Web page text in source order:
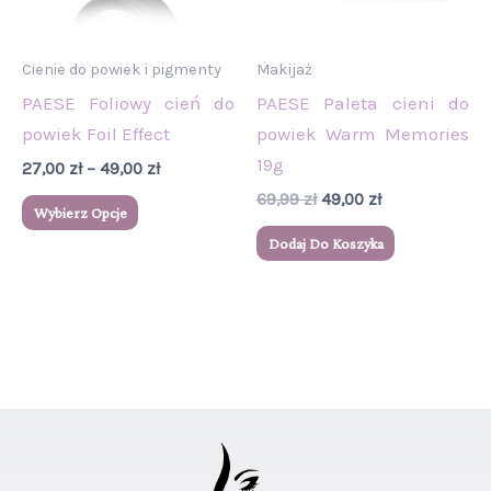
Cienie do powiek i pigmenty
PAESE Foliowy cień do
powiek Foil Effect
27,00 zł – 49,00 zł
Wybierz Opcje
wybrać
stronie
Makijaż
PAESE Paleta cieni do
powiek Warm Memories
19g
69,99zł 49,00 zł
Dodaj Do Koszyka